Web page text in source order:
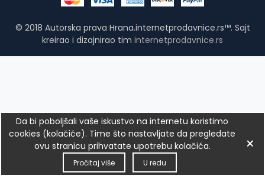
© 2018 Autorska prava Hrana.internetprodavnice.rs™. Sajt
kreirao i dizajnirao tim internetprodavnice.rs
Korpa
0
Postavke QR kod Poređenje
0
Da bi poboljšali vaše iskustvo na internetu koristimo
cookies (kolačiće). Time što nastavljate da pregledate
ovu stranicu prihvatate upotrebu kolačića.
Pročitaj više U redu
×